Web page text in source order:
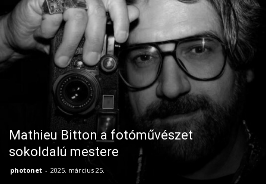
Mathieu Bitton a fotóművészet
sokoldalú mestere
photonet - 2025. március 25.